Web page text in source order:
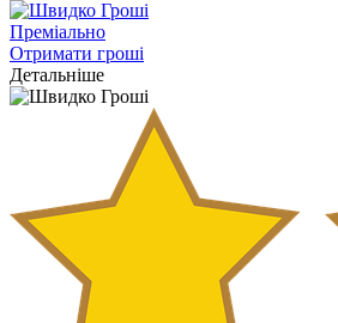
Преміально
Отримати гроші
Детальніше